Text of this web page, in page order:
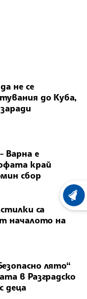
не се
до Куба,
Варна е
край
сбор
са
началото на
лято“
в Разградско
деца